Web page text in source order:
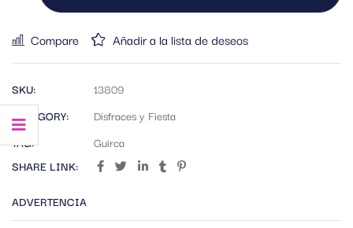
Compare Añadir a la lista de deseos
SKU:
13809
CATEGORY:
Disfraces y Fiesta
TAG:
Guirca
SHARE LINK:
ADVERTENCIA